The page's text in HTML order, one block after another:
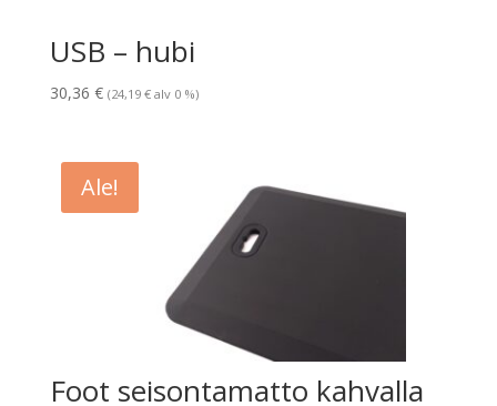
USB – hubi
30,36 € (24,19 €alv 0 %)
Ale!
Foot seisontamatto kahvalla